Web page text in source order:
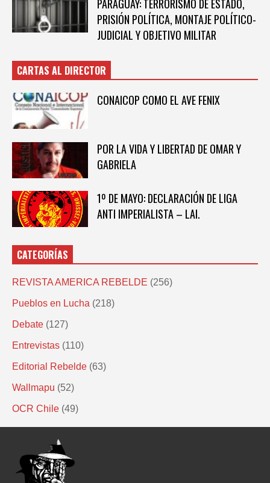
PARAGUAY: TERRORISMO DE ESTADO,
PRISIÓN POLÍTICA, MONTAJE POLÍTICO-
JUDICIAL Y OBJETIVO MILITAR
CARTAS AL DIRECTOR
CONAICOP COMO EL AVE FENIX
POR LA VIDA Y LIBERTAD DE OMAR Y
GABRIELA
1º DE MAYO: DECLARACIÓN DE LIGA
ANTI IMPERIALISTA – LAI.
CATEGORÍAS
REVISTA AMERICA REBELDE (256)
Pueblos en Lucha (218)
Debate (127)
Entrevistas (110)
Editorial Rebelde (63)
Wallmapu (52)
OCR Chile (49)